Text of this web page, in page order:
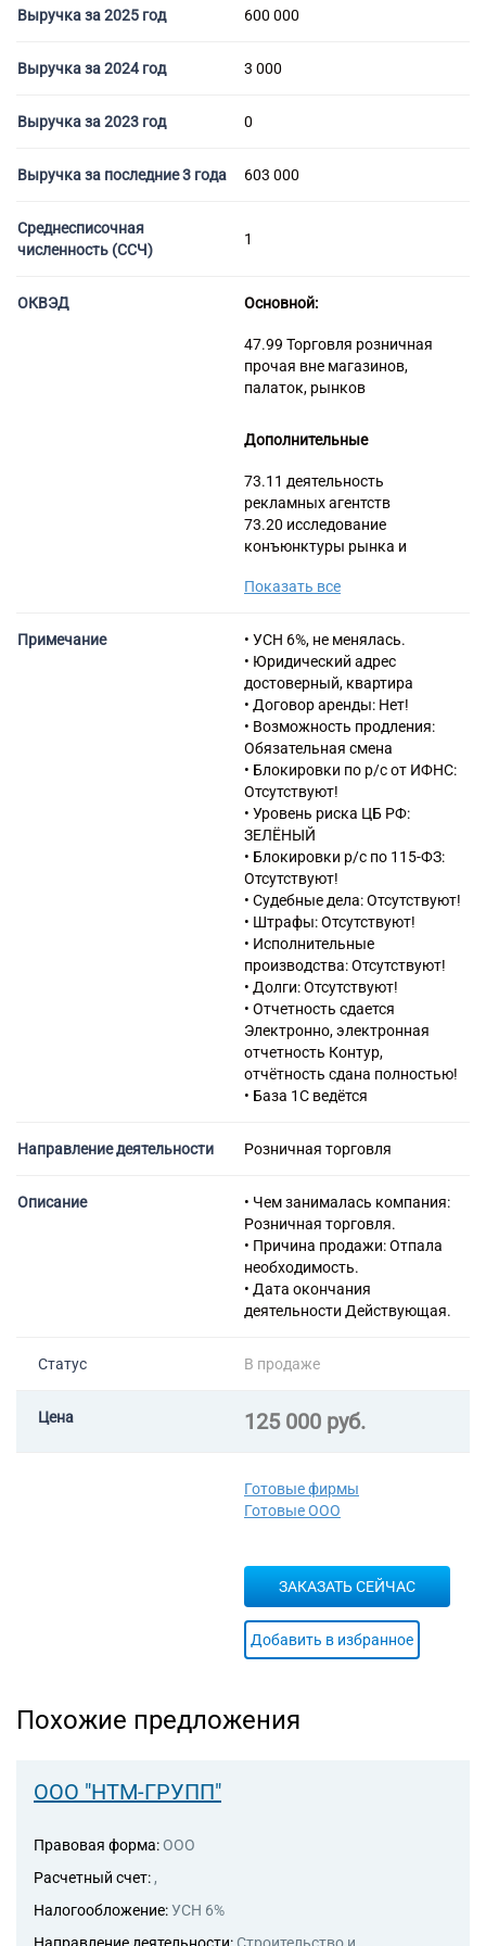
Торговые компании
Выручка за 2025 год 600 000
Выручка за 2024 год 3 000
Выручка за 2023 год 0
Выручка за последние 3 года 603 000
Среднесписочная
численность (ССЧ)
1
ОКВЭД Основной:
47.99 Торговля розничная
прочая вне магазинов,
палаток, рынков
Дополнительные
73.11 деятельность
рекламных агентств
73.20 исследование
конъюнктуры рынка и
мнения
курьерская
62.01 Разработка
компьютерного программного
обеспечения
62.02 Деятельность
консультативная и работы в
области компьютерных
технологий
62.09 Деятельность,
связанная с использованием
вычислительной техники и
информационных технологий,
прочая
63.11 Деятельность по
обработке данных,
предоставление услуг по
размещению информации и
связанная с этим
деятельность
63.11.1 Деятельность по
созданию и использованию
баз данных и
информационных агентств
рекламных агентств
73.20 Исследование
конъюнктуры рынка и
изучение общественного
мнения
82.99 Деятельность по
бизнеса, не включенная в
74.30 Деятельность по
письменному и устному
82.19 Деятельность по
фотокопированию и
подготовке документов и
вспомогательная
деятельность по обеспечению
деятельности офиса
95.11 Ремонт компьютеров и
периферийного
Показать все
Примечание
• УСН 6%, не менялась.
• Юридический адрес
достоверный, квартира
• Договор аренды: Нет!
• Возможность продления:
Обязательная смена
• Блокировки по р/с от ИФНС:
Отсутствуют!
• Уровень риска ЦБ РФ:
ЗЕЛЁНЫЙ
• Блокировки р/с по 115-ФЗ:
Отсутствуют!
• Судебные дела: Отсутствуют!
• Штрафы: Отсутствуют!
• Исполнительные
производства: Отсутствуют!
• Долги: Отсутствуют!
• Отчетность сдается
Электронно, электронная
отчетность Контур,
отчётность сдана полностью!
• База 1С ведётся
Направление деятельности Розничная торговля
Описание
• Чем занималась компания:
Розничная торговля.
• Причина продажи: Отпала
необходимость.
• Дата окончания
деятельности Действующая.
Статус В продаже
Цена 125 000 руб.
Готовые фирмы
Готовые ООО
ЗАКАЗАТЬ СЕЙЧАС
Добавить в избранное
Похожие предложения
ООО "НТМ-ГРУПП"
Правовая форма: ООО
Расчетный счет: ,
Налогообложение:УСН 6%